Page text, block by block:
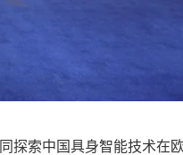
索中国具身智能技术在